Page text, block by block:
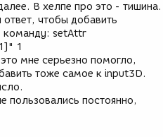
В хелпе про это - тишина.
чтобы добавить
команду: setAttr
1
мне серьезно помогло,
тоже самое к input3D.
пользовались постоянно,